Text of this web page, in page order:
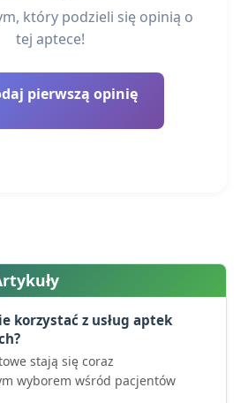
który podzieli się opinią o
tej aptece!
pierwszą opinię
korzystać z usług aptek
stają się coraz
wyborem wśród pacjentów